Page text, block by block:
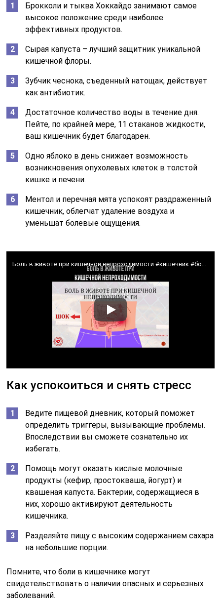
Брокколи и тыква Хоккайдо занимают самое
высокое положение среди наиболее
эффективных продуктов.
Сырая капуста – лучший защитник уникальной
кишечной флоры.
Зубчик чеснока, съеденный натощак, действует
как антибиотик.
Достаточное количество воды в течение дня.
Пейте, по крайней мере, 11 стаканов жидкости,
ваш кишечник будет благодарен.
Одно яблоко в день снижает возможность
возникновения опухолевых клеток в толстой
кишке и печени.
Ментол и перечная мята успокоят раздраженный
кишечник, облегчат удаление воздуха и
уменьшат болевые ощущения.
Как успокоиться и снять стресс
Ведите пищевой дневник, который поможет
определить триггеры, вызывающие проблемы.
Впоследствии вы сможете сознательно их
избегать.
Помощь могут оказать кислые молочные
продукты (кефир, простокваша, йогурт) и
квашеная капуста. Бактерии, содержащиеся в
них, хорошо активируют деятельность
кишечника.
Разделяйте пищу с высоким содержанием сахара
на небольшие порции.
Помните, что боли в кишечнике могут
свидетельствовать о наличии опасных и серьезных
заболеваний.